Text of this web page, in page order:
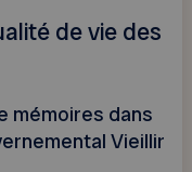
de vie des
mémoires dans
Vieillir